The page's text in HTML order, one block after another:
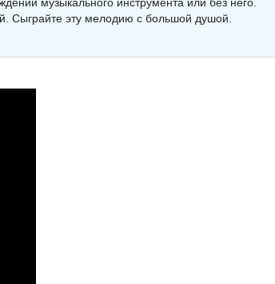
Сыграйте эту мелодию с большой душой.